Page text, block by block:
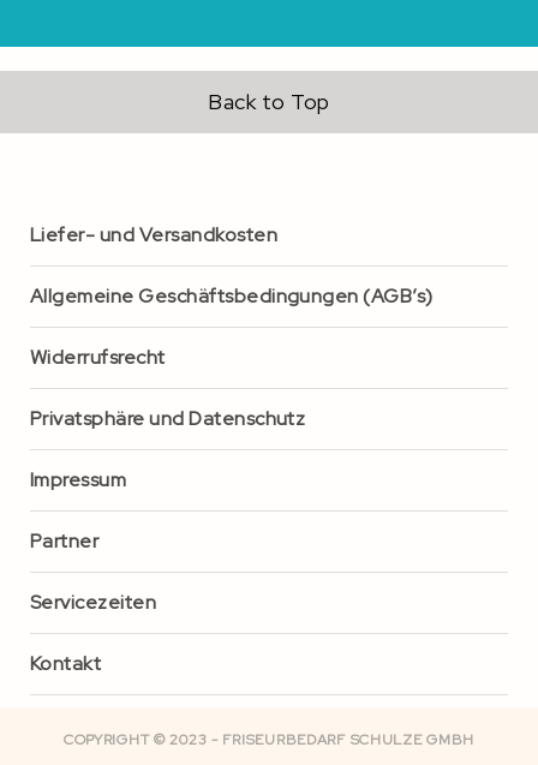
Back to Top
Liefer- und Versandkosten
Allgemeine Geschäftsbedingungen (AGB’s)
Widerrufsrecht
Privatsphäre und Datenschutz
Impressum
Partner
Servicezeiten
Kontakt
COPYRIGHT © 2023 - FRISEURBEDARF SCHULZE GMBH